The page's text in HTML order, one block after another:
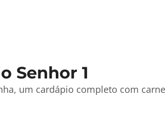
Senhor 1
um cardápio completo com